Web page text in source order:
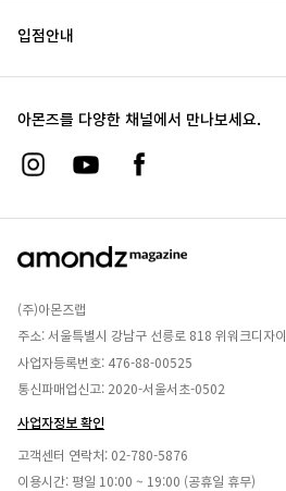
입점안내
아몬즈를 다양한 채널에서 만나보세요.
(주)아몬즈랩
주소: 서울특별시 강남구 선릉로 818 위워크디자
사업자등록번호: 476-88-00525
통신파매업신고: 2020-서울서초-0502
사업자정보 확인
고객센터 연락처: 02-780-5876
이용시간: 평일 10:00 ~ 19:00 (공휴일 휴무)